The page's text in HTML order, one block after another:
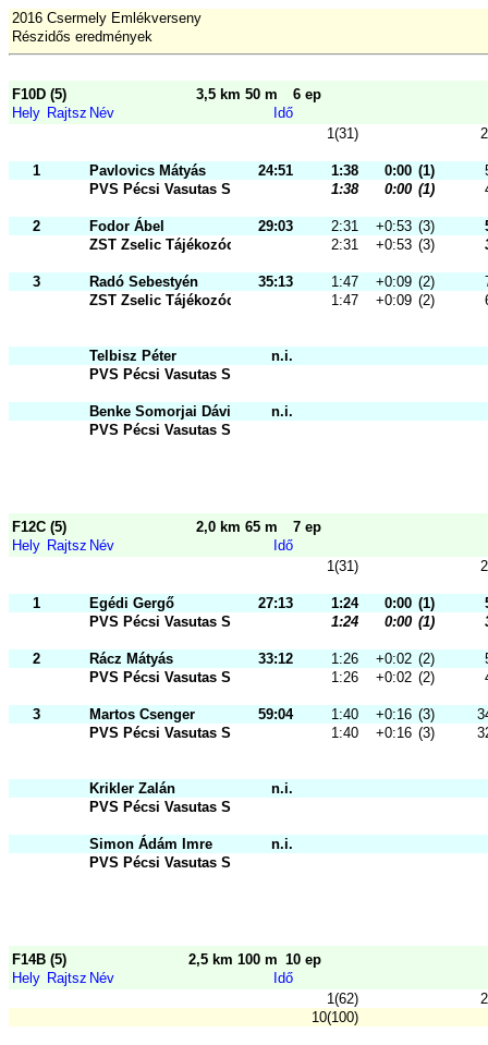
2016 Csermely Emlékverseny
Részidős eredmények
F10D (5) 3,5 km 50 m
6 ep
Hely Rajtsz Név
Idő
1(31)
1 Pavlovics Mátyás 24:51 1:38 0:00 (1)
PVS Pécsi Vasutas Sportkör
1:38 0:00 (1)
2 Fodor Ábel 29:03 2:31 +0:53 (3)
ZST Zselic Tájékozódási Futó és Sz 2:31 +0:53 (3)
3 Radó Sebestyén 35:13 1:47 +0:09 (2)
ZST Zselic Tájékozódási Futó és Sz 1:47 +0:09 (2)
Telbisz Péter
n.i.
PVS Pécsi Vasutas Sportkör
Benke Somorjai Dávid
n.i.
PVS Pécsi Vasutas Sportkör
F12C (5) 2,0 km 65 m
7 ep
Hely Rajtsz Név
Idő
1(31)
1 Egédi Gergő 27:13 1:24 0:00 (1)
PVS Pécsi Vasutas Sportkör
1:24 0:00 (1)
2 Rácz Mátyás 33:12 1:26 +0:02 (2)
PVS Pécsi Vasutas Sportkör
1:26 +0:02 (2)
3 Martos Csenger 59:04 1:40 +0:16 (3)
PVS Pécsi Vasutas Sportkör
1:40 +0:16 (3)
Krikler Zalán
n.i.
PVS Pécsi Vasutas Sportkör
Simon Ádám Imre
n.i.
PVS Pécsi Vasutas Sportkör
F14B (5) 2,5 km 100 m 10 ep
Hely Rajtsz Név
Idő
1(62)
10(100)